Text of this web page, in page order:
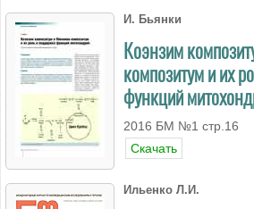
И. Бьянки
Коэнзим
композитум и их
функций
2016 БМ №1 стр.16
Скачать
Ильенко Л.И.